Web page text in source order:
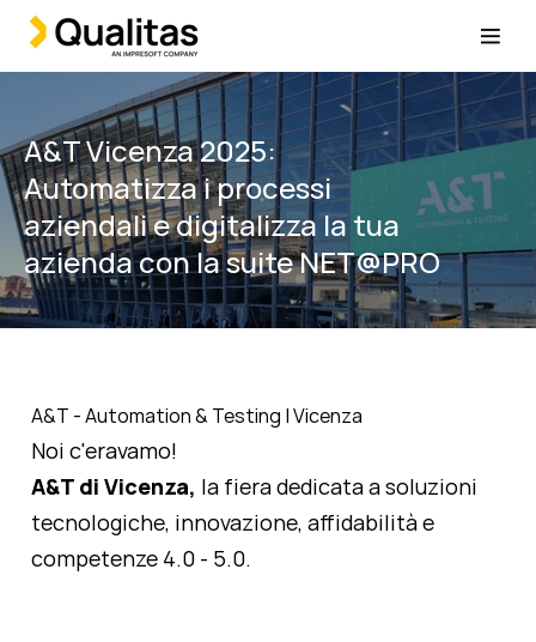
A&T Vicenza 2025:
Automatizza i processi
aziendali e digitalizza la tua
azienda con la suite NET@PRO
A&T - Automation & Testing | Vicenza
Noi c'eravamo!
A&T di Vicenza, la fiera dedicata a soluzioni
tecnologiche, innovazione, affidabilità e
competenze 4.0 - 5.0.